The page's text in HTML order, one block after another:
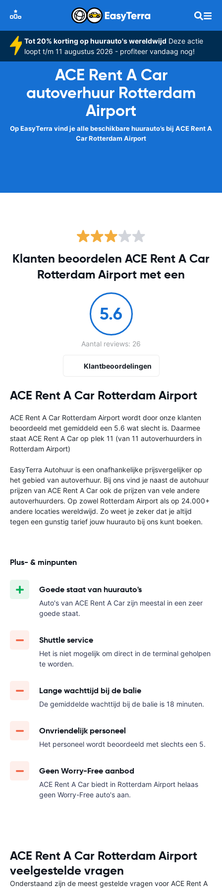
Tot 20% korting op huurauto's wereldwijd Deze actie
loopt t/m 11 augustus 2026 - profiteer vandaag nog!
ACE Rent A Car
autoverhuur Rotterdam
Airport
Op EasyTerra vind je alle beschikbare huurauto’s bij ACE Rent A
Car Rotterdam Airport
ACE Rent A Car Rotterdam Airport
ACE Rent A Car Rotterdam Airport wordt door onze klanten
beoordeeld met gemiddeld een 5.6 wat slecht is. Daarmee
staat ACE Rent A Car op plek 11 (van 11 autoverhuurders in
Rotterdam Airport)
EasyTerra Autohuur is een onafhankelijke prijsvergelijker op
het gebied van autoverhuur. Bij ons vind je naast de autohuur
prijzen van ACE Rent A Car ook de prijzen van vele andere
autoverhuurders. Op zowel Rotterdam Airport als op 24.000+
andere locaties wereldwijd. Zo weet je zeker dat je altijd
tegen een gunstig tarief jouw huurauto bij ons kunt boeken.
Plus- & minpunten
Goede staat van huurauto's
Auto's van ACE Rent A Car zijn meestal in een zeer
goede staat.
Shuttle service
Het is niet mogelijk om direct in de terminal geholpen
te worden.
Lange wachttijd bij de balie
De gemiddelde wachttijd bij de balie is 18 minuten.
Onvriendelijk personeel
Het personeel wordt beoordeeld met slechts een 5.
Geen Worry-Free aanbod
ACE Rent A Car biedt in Rotterdam Airport helaas
geen Worry-Free auto's aan.
Klanten beoordelen ACE Rent A Car
Rotterdam Airport met een
5.6
Aantal reviews: 26
Klantbeoordelingen
ACE Rent A Car Rotterdam Airport
veelgestelde vragen
Onderstaand zijn de meest gestelde vragen voor ACE Rent A